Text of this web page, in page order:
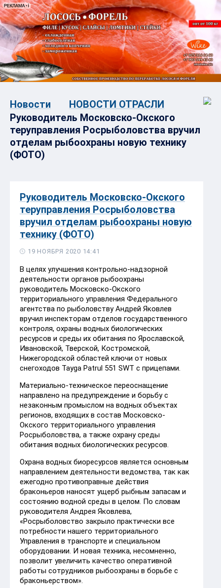
Новости
НОВОСТИ ОТРАСЛИ
Руководитель Московско-Окского
теруправления Росрыболовства вручил
отделам рыбоохраны новую технику
(ФОТО)
Руководитель Московско-Окского
теруправления Росрыболовства
вручил отделам рыбоохраны новую
технику (ФОТО)
19 НОЯБРЯ 2020 14:41
В целях улучшения контрольно-надзорной
деятельности органов рыбоохраны
руководитель Московско-Окского
территориального управления Федерального
агентства по рыболовству Андрей Яковлев
вручил инспекторам отделов государственного
контроля, охраны водных биологических
ресурсов и среды их обитания по Ярославской,
Ивановской, Тверской, Костромской,
Нижегородской областей ключи от новых
снегоходов Tayga Patrul 551 SWT с прицепами.
Материально-техническое переоснащение
направлено на предупреждение и борьбу с
незаконным промыслом на водных объектах
регионов, входящих в состав Московско-
Окского территориального управления
Росрыболовства, а также охрану среды
обитания водных биологических ресурсов.
Охрана водных биоресурсов является основным
направлением деятельности ведомства, так как
ежегодно противоправные действия
браконьеров наносят ущерб рыбным запасам и
состоянию водной среды в целом. По словам
руководителя Андрея Яковлева,
«Росрыболовство закрыло практически все
потребности нашего территориального
Управления в транспорте и специальном
оборудовании. И новая техника, несомненно,
позволит увеличить качество оперативной
работы сотрудников рыбоохраны в борьбе с
браконьерством».